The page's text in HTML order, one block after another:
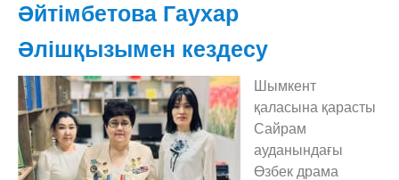
Әйтімбетова Гаухар
Әлішқызымен кездесу
Шымкент
қаласына қарасты
Сайрам
ауданындағы
Өзбек драма